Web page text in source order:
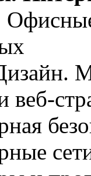
веб-